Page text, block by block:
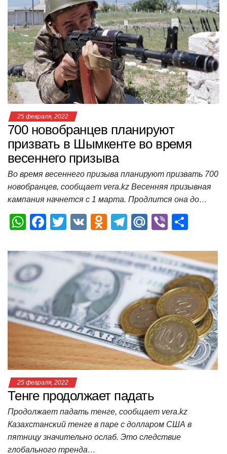
s
A
p
p
e
b
o
o
k
er
o
kl
a
ss
ni
ki
gr
a
m
u
р
а
в
и
т
ь
25 февраля, 2022
700 новобранцев планируют
призвать в Шымкенте во время
весеннего призыва
Во время весеннего призыва планируют призвать 700
новобранцев, сообщает vera.kz Весенняя призывная
кампания начнется с 1 марта. Продлится она до…
W
at
s
A
p
p
F
c
o
o
k
T
tt
er
V
O
n
o
kl
a
ss
ni
ki
T
e
gr
m
M
.R
u
Vi
er п
р
а
в
и
т
ь
25 февраля, 2022
Тенге продолжает падать
Продолжает падать тенге, сообщает vera.kz
Казахстанский тенге в паре с долларом США в
пятницу значительно ослаб. Это следствие
глобального тренда…